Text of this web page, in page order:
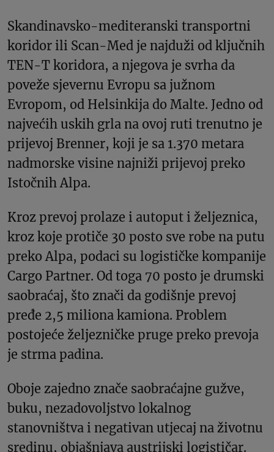
Skandinavsko-mediteranski transportni
koridor ili Scan-Med je najduži od ključnih
TEN-T koridora, a njegova je svrha da
poveže sjevernu Evropu sa južnom
Evropom, od Helsinkija do Malte. Jedno od
najvećih uskih grla na ovoj ruti trenutno je
prijevoj Brenner, koji je sa 1.370 metara
nadmorske visine najniži prijevoj preko
Istočnih Alpa.
Kroz prevoj prolaze i autoput i željeznica,
kroz koje protiče 30 posto sve robe na putu
preko Alpa, podaci su logističke kompanije
Cargo Partner. Od toga 70 posto je drumski
saobraćaj, što znači da godišnje prevoj
pređe 2,5 miliona kamiona. Problem
postojeće željezničke pruge preko prevoja
je strma padina.
Oboje zajedno znače saobraćajne gužve,
buku, nezadovoljstvo lokalnog
stanovništva i negativan utjecaj na životnu
sredinu, objašnjava austrijski logističar.